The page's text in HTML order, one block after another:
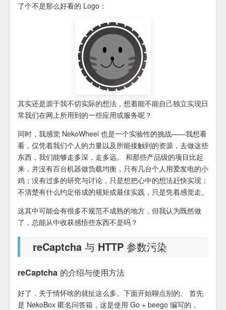
了个不是那么好看的 Logo：
其实还是源于我不切实际的想法，想着能不能自己独立实现日
常我们在网上所用到的一些应用或服务呢？
同时，我感觉 NekoWheel 也是一个实验性的挑战——我想看
看，仅凭着我们个人的力量以及所能接触到的资源，去做这些
东西，我们能够走多深，走多远。 和那些产品级的项目比起
来，并没有百台机器做负载均衡，只有几台个人用爱发电的小
鸡；没有过多的研究与讨论，只是想把心中的想法赶快实现；
不清楚有什么约定俗成的规矩或最佳实践，只是凭着感觉走。
这其中可能会有很多不规范不成熟的地方，但我认为既然做
了，总能从中收获感悟些东西不是吗？
reCaptcha 与 HTTP 参数污染
reCaptcha 的介绍与使用方法
好了，关于情怀啥的就扯这么多。下面开始聊点别的。 首先
是 NekoBox 匿名问答箱，这是使用 Go + beego 编写的，